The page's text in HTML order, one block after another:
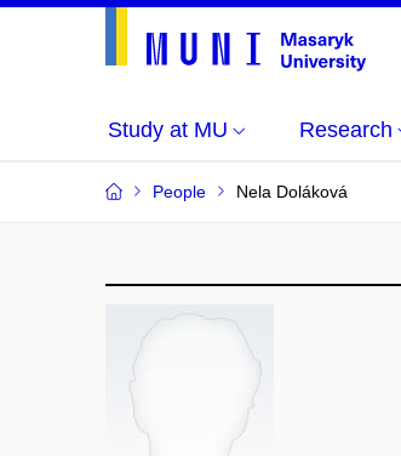
Study at MU Research
People Nela Doláková